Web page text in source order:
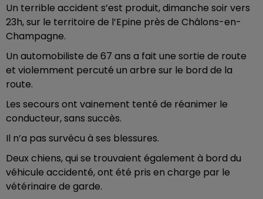
Un terrible accident s’est produit, dimanche soir vers
23h, sur le territoire de l’Epine près de Châlons-en-
Champagne.
Un automobiliste de 67 ans a fait une sortie de route
et violemment percuté un arbre sur le bord de la
route.
Les secours ont vainement tenté de réanimer le
conducteur, sans succès.
Il n’a pas survécu à ses blessures.
Deux chiens, qui se trouvaient également à bord du
véhicule accidenté, ont été pris en charge par le
vétérinaire de garde.